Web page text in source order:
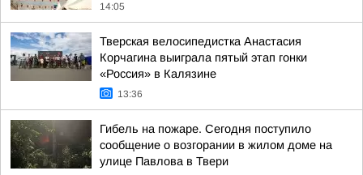
14:05
Тверская велосипедистка Анастасия
Корчагина выиграла пятый этап гонки
«Россия» в Калязине
13:36
Гибель на пожаре. Сегодня поступило
сообщение о возгорании в жилом доме на
улице Павлова в Твери